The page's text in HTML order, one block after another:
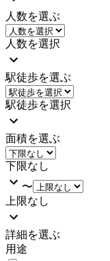
人数を選ぶ
人数を選択
駅徒歩を選ぶ
駅徒歩を選択
面積を選ぶ
下限なし
〜
上限なし
詳細を選ぶ
用途